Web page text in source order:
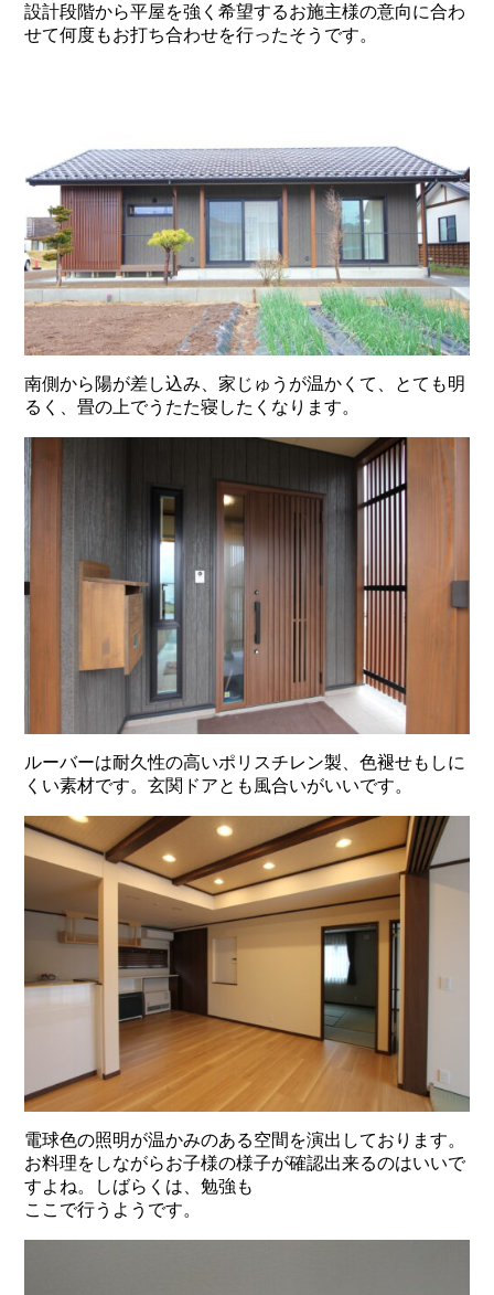
設計段階から平屋を強く希望するお施主様の意向に合わ
せて何度もお打ち合わせを行ったそうです。
南側から陽が差し込み、家じゅうが温かくて、とても明
るく、畳の上でうたた寝したくなります。
ルーバーは耐久性の高いポリスチレン製、色褪せもしに
くい素材です。玄関ドアとも風合いがいいです。
電球色の照明が温かみのある空間を演出しております。
お料理をしながらお子様の様子が確認出来るのはいいで
すよね。しばらくは、勉強も
ここで行うようです。